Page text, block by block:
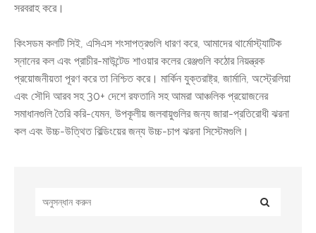
সরবরাহ করে।
কিংসডম কলটি সিই, এসিএস শংসাপত্রগুলি ধারণ করে, আমাদের থার্মোস্ট্যাটিক
স্নানের কল এবং প্রাচীর-মাউন্টেড শাওয়ার কলের রেঞ্জগুলি কঠোর নিয়ন্ত্রক
প্রয়োজনীয়তা পূরণ করে তা নিশ্চিত করে। মার্কিন যুক্তরাষ্ট্র, জার্মানি, অস্ট্রেলিয়া
এবং সৌদি আরব সহ 30+ দেশে রফতানি সহ আমরা আঞ্চলিক প্রয়োজনের
সমাধানগুলি তৈরি করি-যেমন, উপকূলীয় জলবায়ুগুলির জন্য জারা-প্রতিরোধী ঝরনা
কল এবং উচ্চ-উত্থিত বিল্ডিংয়ের জন্য উচ্চ-চাপ ঝরনা সিস্টেমগুলি।